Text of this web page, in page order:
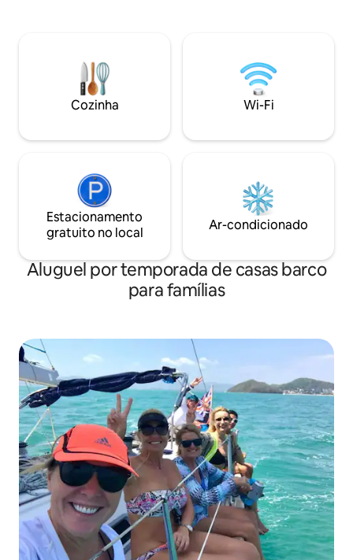
reais. O preço mostrado é apenas para
ficar a bordo durante a noite na marina.
snorkel, mergulho, etc.
Cozinha Wi-Fi
Estacionamento
gratuito no local
Ar-condicionado
Aluguel por temporada de casas barco
para famílias